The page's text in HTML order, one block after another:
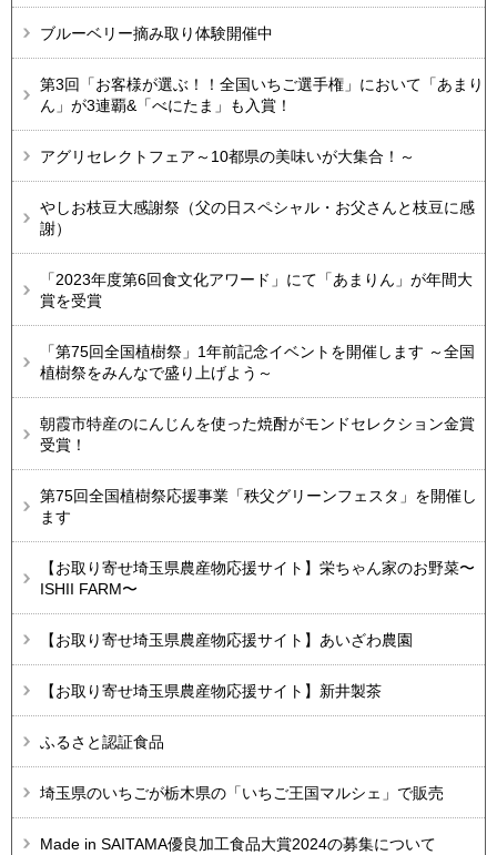
ブルーベリー摘み取り体験開催中
第3回「お客様が選ぶ！！全国いちご選手権」において「あまり
ん」が3連覇&「べにたま」も入賞！
アグリセレクトフェア～10都県の美味いが大集合！～
やしお枝豆大感謝祭（父の日スペシャル・お父さんと枝豆に感
謝）
「2023年度第6回食文化アワード」にて「あまりん」が年間大
賞を受賞
「第75回全国植樹祭」1年前記念イベントを開催します ～全国
植樹祭をみんなで盛り上げよう～
朝霞市特産のにんじんを使った焼酎がモンドセレクション金賞
受賞！
第75回全国植樹祭応援事業「秩父グリーンフェスタ」を開催し
ます
【お取り寄せ埼玉県農産物応援サイト】栄ちゃん家のお野菜〜
ISHII FARM〜
【お取り寄せ埼玉県農産物応援サイト】あいざわ農園
【お取り寄せ埼玉県農産物応援サイト】新井製茶
ふるさと認証食品
埼玉県のいちごが栃木県の「いちご王国マルシェ」で販売
Made in SAITAMA優良加工食品大賞2024の募集について